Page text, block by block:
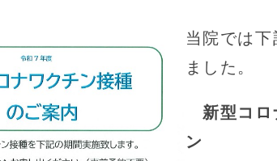
当院では
ました。
新型コ
ン